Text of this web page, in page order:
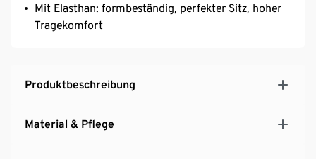
Mit Elasthan: formbeständig, perfekter Sitz, hoher
Tragekomfort
Produktbeschreibung
Material & Pflege